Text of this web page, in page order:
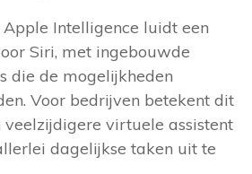
Intelligence luidt een
Siri, met ingebouwde
die de mogelijkheden
Voor bedrijven betekent dit
virtuele assistent
dagelijkse taken uit te